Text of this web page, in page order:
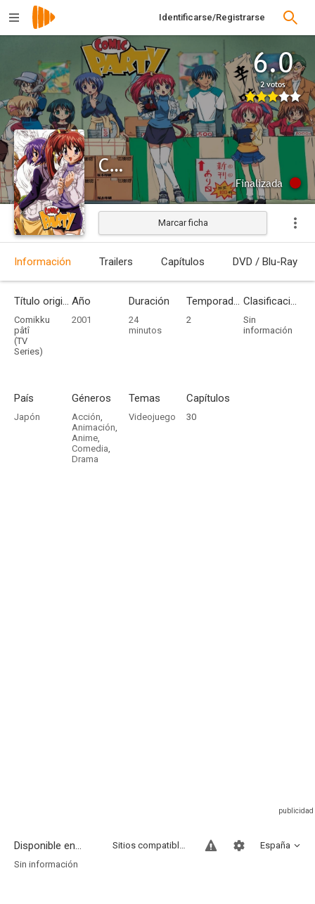
Identificarse/Registrarse
6.0
2 votos
Comic Party
Finalizada
Marcar ficha
Información Trailers Capítulos DVD / Blu-Ray
Título original
Comikku
pâtî
(TV
Series)
Año
2001
Duración
24
minutos
Temporadas
2
Clasificación por edades
Sin
información
País
Japón
Géneros
Acción,
Animación,
Anime,
Comedia,
Drama
Temas
Videojuego
Capítulos
30
Disponible en... España
Sitios compatibles
Sin información